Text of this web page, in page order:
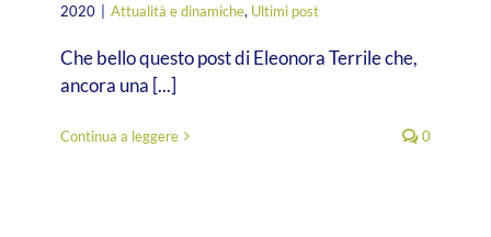
2020
Attualità e dinamiche, Ultimi post
Che bello questo post di Eleonora Terrile che,
ancora una [...]
Continua a leggere 0